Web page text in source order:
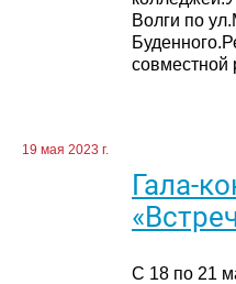
Волги по
совместной
19 мая 2023 г.
Гала-
C 18 по 21